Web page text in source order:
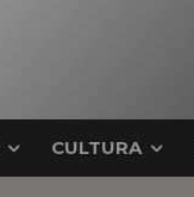
CULTURA